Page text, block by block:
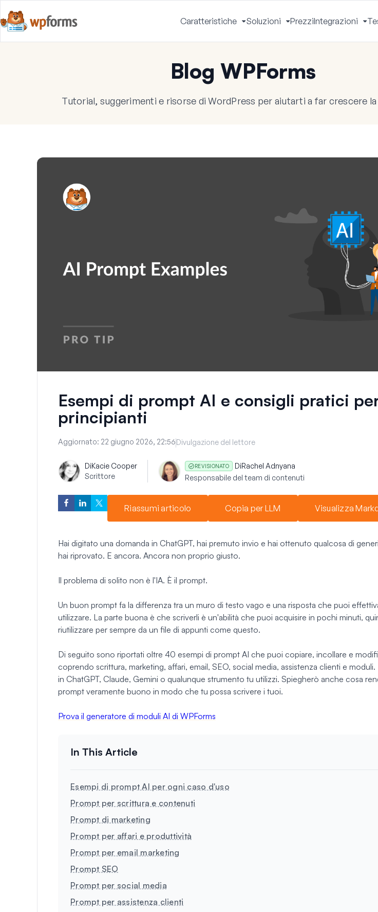
Caratteristiche
Apri
Menu
Soluzioni
Apri
Menu
PrezziIntegrazioni
Blog WPForms
Tutorial, suggerimenti e risorse di WordPress per aiutarti a far crescere
Esempi di prompt AI e consigli pratici
principianti
Aggiornato: 22 giugno 2026, 22:56Divulgazione del lettore
DiKacie Cooper
Scrittore
REVISIONATO DiRachel Adnyana
Responsabile del team di contenuti
Riassumi articolo Copia per LLM Visualizza
Hai digitato una domanda in ChatGPT, hai premuto invio e hai ottenuto qualcosa di
hai riprovato. E ancora. Ancora non proprio giusto.
Il problema di solito non è l'IA. È il prompt.
Un buon prompt fa la differenza tra un muro di testo vago e una risposta che puoi
utilizzare. La parte buona è che scriverli è un'abilità che puoi acquisire in pochi minuti,
riutilizzare per sempre da un file di appunti come questo.
Di seguito sono riportati oltre 40 esempi di prompt AI che puoi copiare, incollare e
coprendo scrittura, marketing, affari, email, SEO, social media, assistenza clienti e
in ChatGPT, Claude, Gemini o qualunque strumento tu utilizzi. Spiegherò anche cosa
prompt veramente buono in modo che tu possa scrivere i tuoi.
Prova il generatore di moduli AI di WPForms
Esempi di prompt AI per ogni caso d'uso
Prompt per scrittura e contenuti
Prompt di marketing
Prompt per affari e produttività
Prompt per email marketing
Prompt SEO
Prompt per social media
Prompt per assistenza clienti